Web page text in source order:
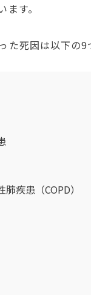
す。
た死因は以下の9
疾患（COPD）